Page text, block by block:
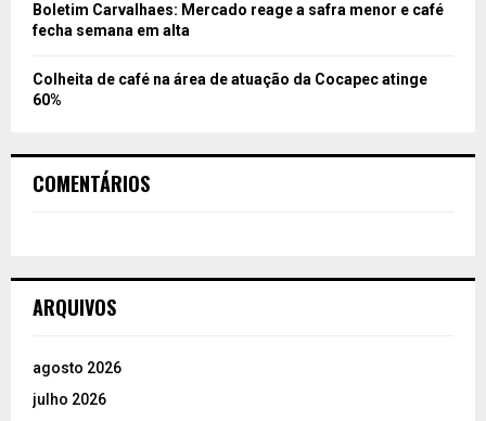
Boletim Carvalhaes: Mercado reage a safra menor e café
fecha semana em alta
Colheita de café na área de atuação da Cocapec atinge
60%
COMENTÁRIOS
ARQUIVOS
agosto 2026
julho 2026